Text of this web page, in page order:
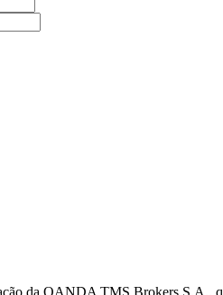
da OANDA TMS Brokers S.A.,